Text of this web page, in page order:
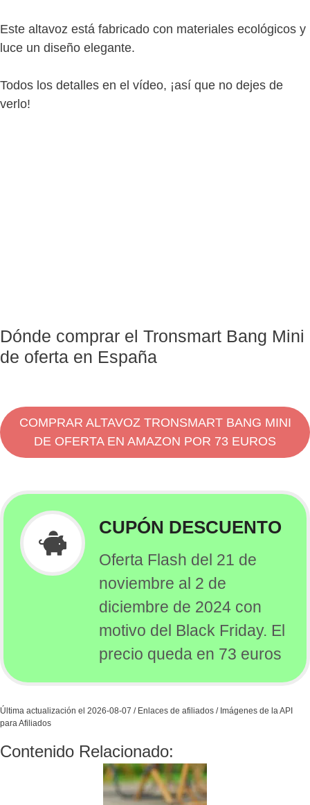
Este altavoz está fabricado con materiales ecológicos y
luce un diseño elegante.
Todos los detalles en el vídeo, ¡así que no dejes de
verlo!
Dónde comprar el Tronsmart Bang Mini
de oferta en España
COMPRAR ALTAVOZ TRONSMART BANG MINI
DE OFERTA EN AMAZON POR 73 EUROS
CUPÓN DESCUENTO
Oferta Flash del 21 de
noviembre al 2 de
diciembre de 2024 con
motivo del Black Friday. El
precio queda en 73 euros
Última actualización el 2026-08-07 / Enlaces de afiliados / Imágenes de la API
para Afiliados
Contenido Relacionado: